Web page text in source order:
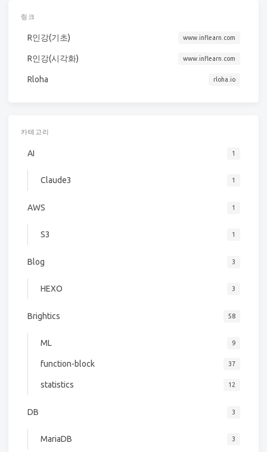
링크
R인강(기초) www.inflearn.com
R인강(시각화) www.inflearn.com
Rloha rloha.io
카테고리
AI 1
Claude3 1
AWS 1
S3 1
Blog 3
HEXO 3
Brightics 58
ML 9
function-block 37
statistics 12
DB 3
MariaDB 3